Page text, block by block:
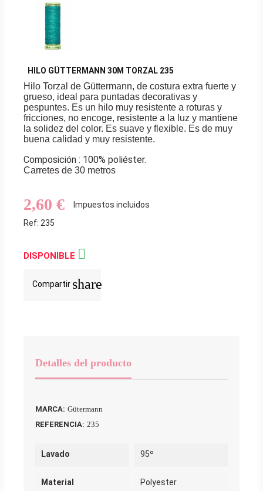
HILO GÜTTERMANN 30M TORZAL 235
Hilo Torzal de Güttermann, de costura extra fuerte y
grueso, ideal para puntadas decorativas y
pespuntes. Es un hilo muy resistente a roturas y
fricciones, no encoge, resistente a la luz y mantiene
la solidez del color. Es suave y flexible. Es de muy
buena calidad y muy resistente.
Composición : 100% poliéster.
Carretes de 30 metros
2,60 €
Impuestos incluidos
Ref: 235
DISPONIBLE 
Compartir share
Detalles del producto
MARCA: Gütermann
REFERENCIA: 235
Lavado 95º
Material Polyester